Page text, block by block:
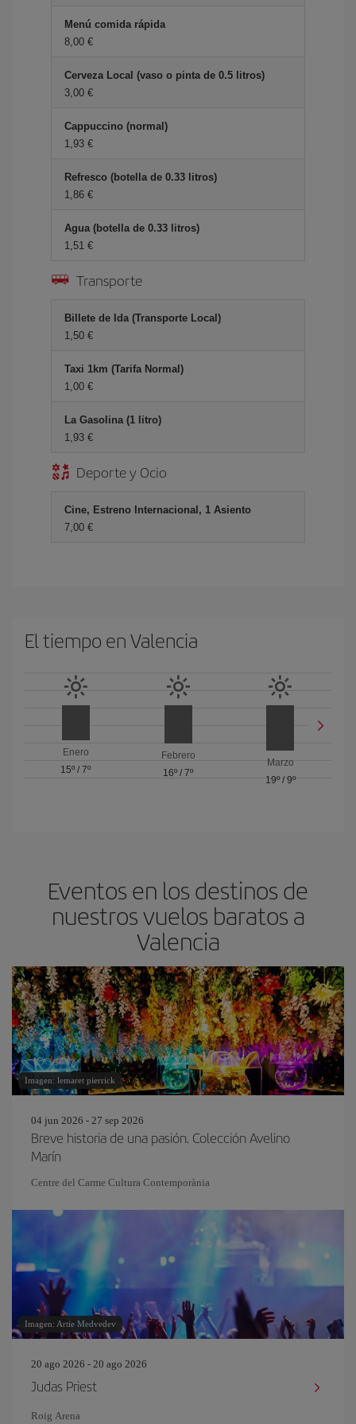
Menú comida rápida
8,00 €
Cerveza Local (vaso o pinta de 0.5 litros)
3,00 €
Cappuccino (normal)
1,93 €
Refresco (botella de 0.33 litros)
1,86 €
Agua (botella de 0.33 litros)
1,51 €
Transporte
Billete de Ida (Transporte Local)
1,50 €
Taxi 1km (Tarifa Normal)
1,00 €
La Gasolina (1 litro)
1,93 €
Deporte y Ocio
Cine, Estreno Internacional, 1 Asiento
7,00 €
El tiempo en Valencia
Enero
15º /7º
Febrero
16º / 7º
Marzo
19º/ 9º
Eventos en los destinos de
nuestros vuelos baratos a
Valencia
Imagen: lemaret pierrick
04 jun 2026 - 27 sep 2026
Breve historia de una pasión. Colección Avelino
Marín
Centre del Carme Cultura Contemporània
Imagen: Artie Medvedev
20 ago 2026 - 20 ago 2026
Judas Priest
Roig Arena